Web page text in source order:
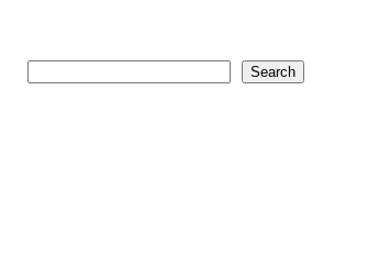
Search Search